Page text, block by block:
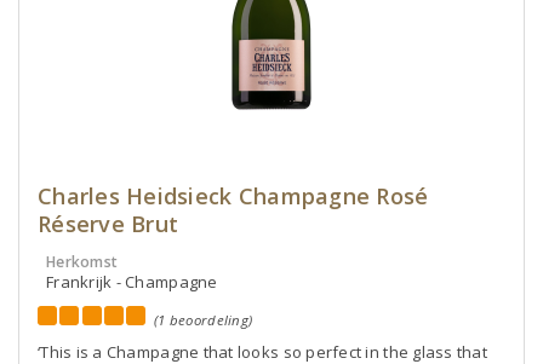
Charles Heidsieck Champagne Rosé
Réserve Brut
Herkomst
Frankrijk - Champagne
(1 beoordeling)
‘This is a Champagne that looks so perfect in the glass that